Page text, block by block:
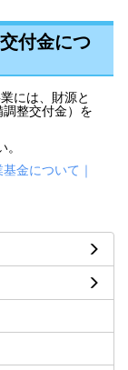
付金につ
には、財源と
整交付金）を
金について｜